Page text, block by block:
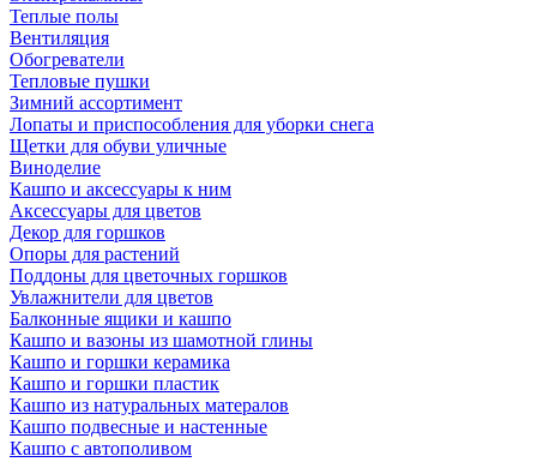
Теплые полы
Вентиляция
Обогреватели
Тепловые пушки
Зимний ассортимент
Лопаты и приспособления для уборки снега
Щетки для обуви уличные
Виноделие
Кашпо и аксессуары к ним
Аксессуары для цветов
Декор для горшков
Опоры для растений
Поддоны для цветочных горшков
Увлажнители для цветов
Балконные ящики и кашпо
Кашпо и вазоны из шамотной глины
Кашпо и горшки керамика
Кашпо и горшки пластик
Кашпо из натуральных матералов
Кашпо подвесные и настенные
Кашпо с автополивом